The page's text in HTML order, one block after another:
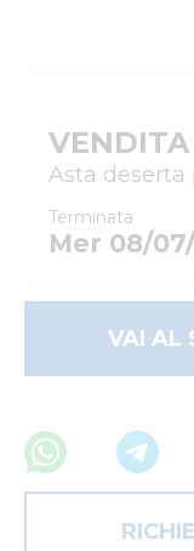
VENDITA
Asta
Terminata
Mer 08/
VAI AL